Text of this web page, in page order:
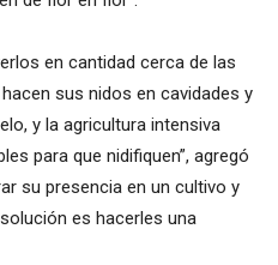
en cantidad cerca de las
sus nidos en cavidades y
y la agricultura intensiva
para que nidifiquen”, agregó
su presencia en un cultivo y
es hacerles una